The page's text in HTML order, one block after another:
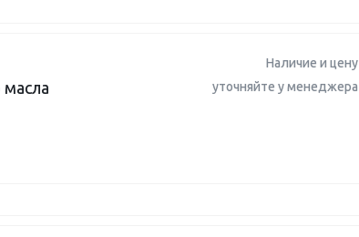
Наличие и цену
уточняйте у менеджера